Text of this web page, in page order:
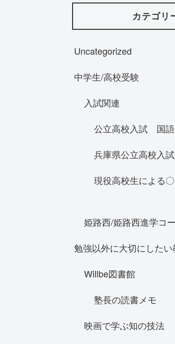
カテゴリ
Uncategorized
中学生/高校受験
入試関連
公立高校入試 国
兵庫県公立高校入
現役高校生による
姫路西/姫路西進学コ
勉強以外に大切にしたい
Willbe図書館
塾長の読書メモ
映画で学ぶ知の技法